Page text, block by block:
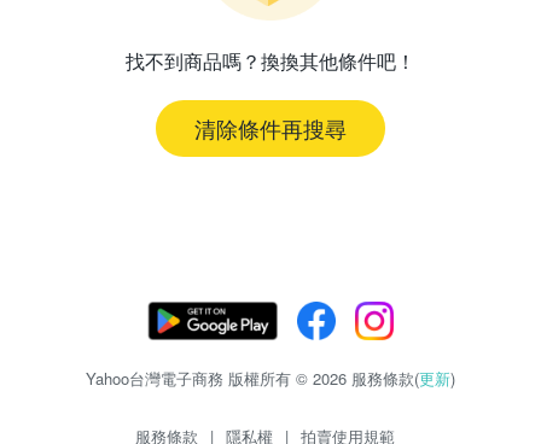
找不到商品嗎？換換其他條件吧！
清除條件再搜尋
Yahoo台灣電子商務 版權所有 © 2026 服務條款(更新)
服務條款 | 隱私權 | 拍賣使用規範